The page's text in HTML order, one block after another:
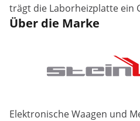
trägt die Laborheizplatte ein
Über die Marke
Elektronische Waagen und